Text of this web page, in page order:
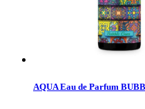
AQUA Eau de Parfum